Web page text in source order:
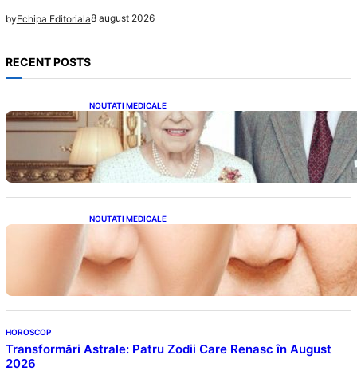
byEchipa Editoriala8 august 2026
RECENT POSTS
NOUTATI MEDICALE
Longevitatea în Rândul Celebrităților: Lecții
din Viața Prințului Philip și a Altora care Au
Fost Pe Punctul de a Împlini 100 de Ani
NOUTATI MEDICALE
Evoluția Personalității după 70 de Ani: Ce
Revelații Ne Oferă Studiile Psihologice
HOROSCOP
Transformări Astrale: Patru Zodii Care Renasc în August
2026